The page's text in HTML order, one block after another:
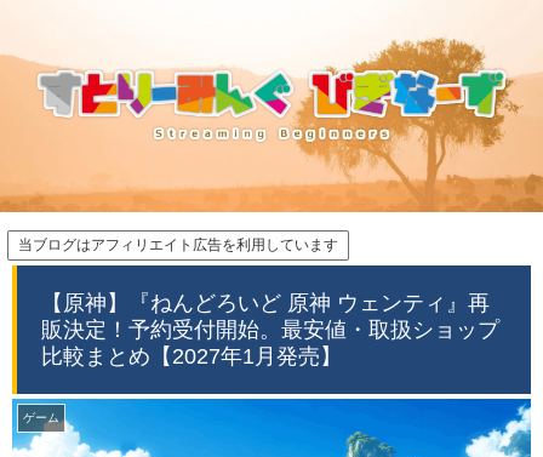
当ブログはアフィリエイト広告を利用しています
【原神】『ねんどろいど 原神 ウェンティ』再
販決定！予約受付開始。最安値・取扱ショップ
比較まとめ【2027年1月発売】
ゲーム